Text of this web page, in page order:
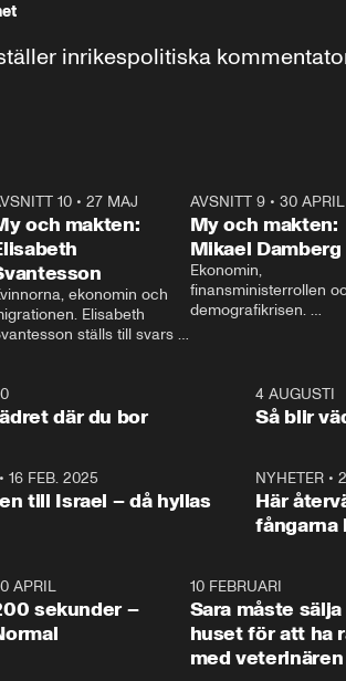
inrikespolitiska
10 •27 MAJ
och makten:
ekonomin och
Elisabeth
ställs till svars
AVSNITT 9• 30 APRIL
My och makten:
Mikael Damberg
Ekonomin,
finansministerrollen
demografikrisen.
och Makten.
1:06
där du bor
4 AUGUSTI
Så blir
16 FEB. 2025
till Israel – då hyllas
NYHETER •
Här
fångarna
APRIL
sekunder –
10 FEBRUARI
Sara måste sälja
huset för att ha
med veterinären